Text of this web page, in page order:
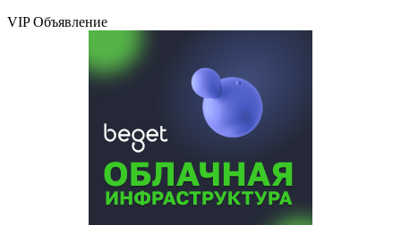
VIP Объявление